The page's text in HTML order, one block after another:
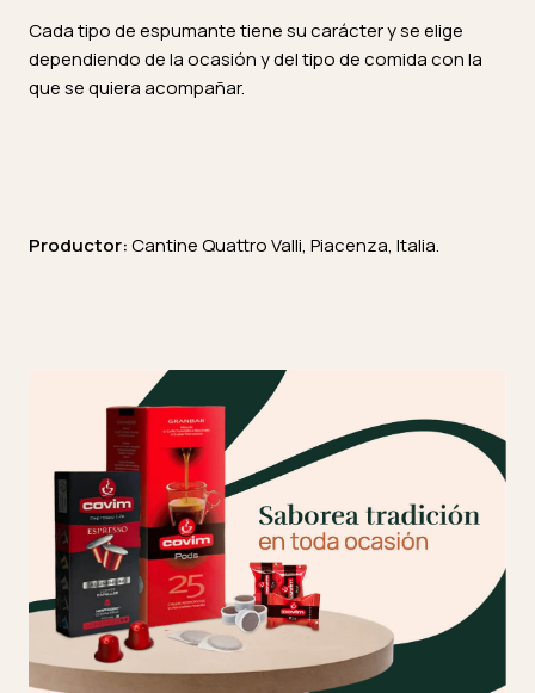
Cada tipo de espumante tiene su carácter y se elige
dependiendo de la ocasión y del tipo de comida con la
que se quiera acompañar.
Productor:Cantine Quattro Valli, Piacenza, Italia.